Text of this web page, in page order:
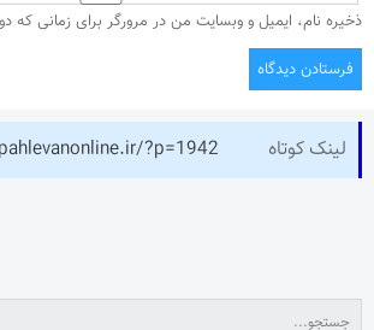
ذخیره نام، ایمیل و وبسایت من در مرورگر برای زمانی که
لینک کوتاه ?p=1942